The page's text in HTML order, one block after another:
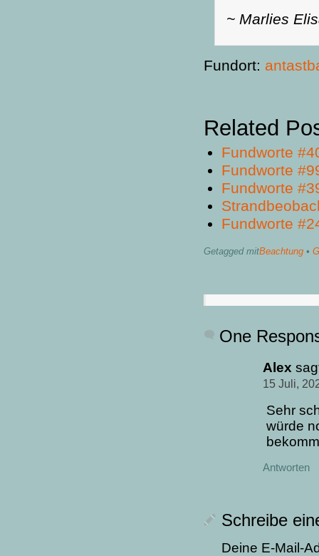
~ Marlies
Fundort:
Related
Fundworte
Fundworte
Fundworte
Fundworte
Getagged mitBeachtung •
One
Alex
15 Juli,
Sehr
würde
Antworten
Schreibe
Deine E-Mail-